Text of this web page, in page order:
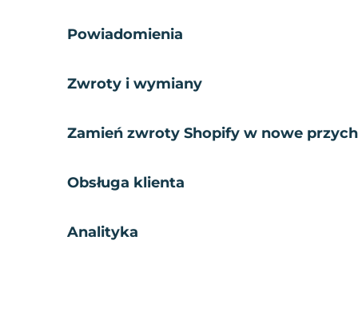
Powiadomienia
Zwroty i wymiany
Zamień zwroty Shopify w nowe
Obsługa klienta
Analityka